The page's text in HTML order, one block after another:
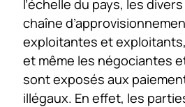
l’échelle du pays, les
chaîne
exploitantes et
et même les négociantes
sont exposés aux
illégaux. En effet, les